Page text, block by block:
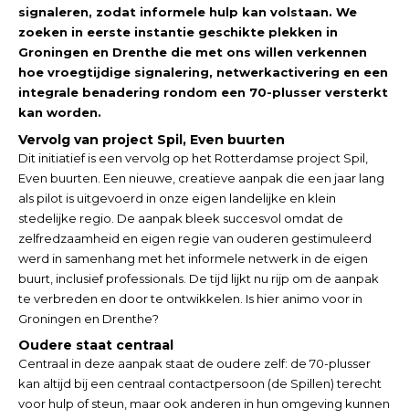
signaleren, zodat informele hulp kan volstaan. We
zoeken in eerste instantie geschikte plekken in
Groningen en Drenthe die met ons willen verkennen
hoe vroegtijdige signalering, netwerkactivering en een
integrale benadering rondom een 70-plusser versterkt
kan worden.
Vervolg van project Spil, Even buurten
Dit initiatief is een vervolg op het Rotterdamse project Spil,
Even buurten. Een nieuwe, creatieve aanpak die een jaar lang
als pilot is uitgevoerd in onze eigen landelijke en klein
stedelijke regio. De aanpak bleek succesvol omdat de
zelfredzaamheid en eigen regie van ouderen gestimuleerd
werd in samenhang met het informele netwerk in de eigen
buurt, inclusief professionals. De tijd lijkt nu rijp om de aanpak
te verbreden en door te ontwikkelen. Is hier animo voor in
Groningen en Drenthe?
Oudere staat centraal
Centraal in deze aanpak staat de oudere zelf: de 70-plusser
kan altijd bij een centraal contactpersoon (de Spillen) terecht
voor hulp of steun, maar ook anderen in hun omgeving kunnen